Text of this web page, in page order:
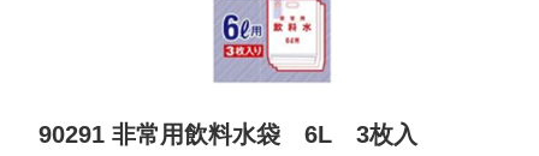
90291 非常用飲料水袋 6L 3枚入